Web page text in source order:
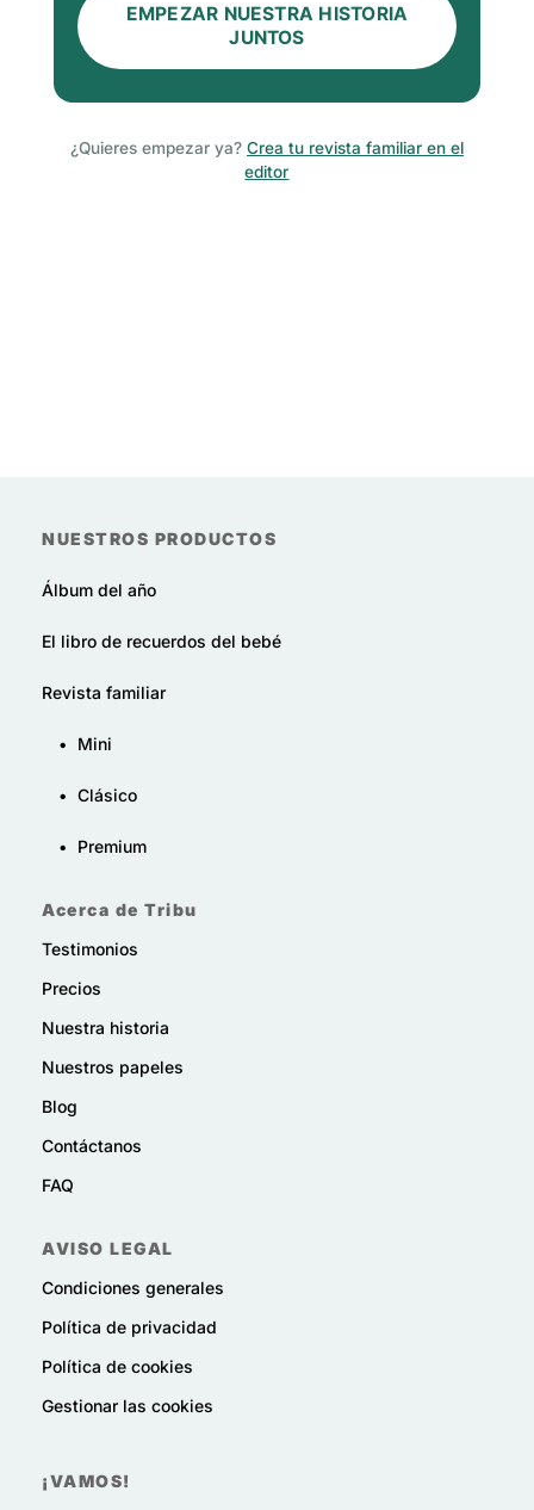
EMPEZAR NUESTRA HISTORIA
JUNTOS
¿Quieres empezar ya? Crea tu revista familiar en el
editor
NUESTROS PRODUCTOS
Álbum del año
El libro de recuerdos del bebé
Revista familiar
• Mini
• Clásico
• Premium
Acerca de Tribu
Testimonios
Precios
Nuestra historia
Nuestros papeles
Blog
Contáctanos
FAQ
AVISO LEGAL
Condiciones generales
Política de privacidad
Política de cookies
Gestionar las cookies
¡VAMOS!